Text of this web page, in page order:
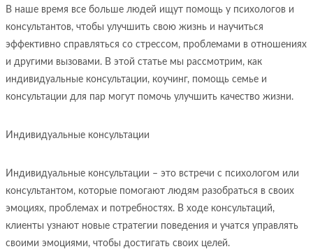
В наше время все больше людей ищут помощь у психологов и
консультантов, чтобы улучшить свою жизнь и научиться
эффективно справляться со стрессом, проблемами в отношениях
и другими вызовами. В этой статье мы рассмотрим, как
индивидуальные консультации, коучинг, помощь семье и
консультации для пар могут помочь улучшить качество жизни.
Индивидуальные консультации
Индивидуальные консультации – это встречи с психологом или
консультантом, которые помогают людям разобраться в своих
эмоциях, проблемах и потребностях. В ходе консультаций,
клиенты узнают новые стратегии поведения и учатся управлять
своими эмоциями, чтобы достигать своих целей.